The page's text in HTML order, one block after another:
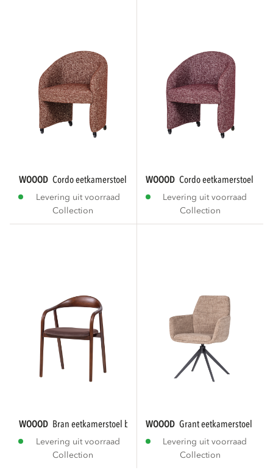
WOOOD cordo eetkamerstoel met wielen...
Levering uit voorraad
Collection
WOOOD cordo eetkamerstoel
Levering uit voorraad
Collection
WOOOD bran eetkamerstoel beukenhout velvet...
Levering uit voorraad
Collection
WOOOD grant eetkamerstoel
Levering uit voorraad
Collection